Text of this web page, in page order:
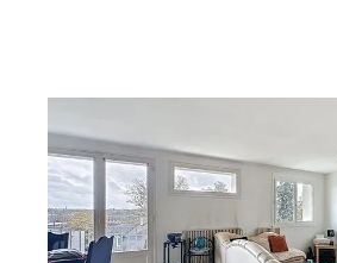
GUINGAMP 22
71,51 m 2 , 3 pièces
Ref : 2372
Appartement F3 à vendre